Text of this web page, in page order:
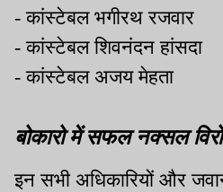
- कांस्टेबल भगीरथ रजवार
- कांस्टेबल शिवनंदन हांसदा
- कांस्टेबल अजय मेहता
बोकारो में सफल नक्सल
इन सभी अधिकारियों और